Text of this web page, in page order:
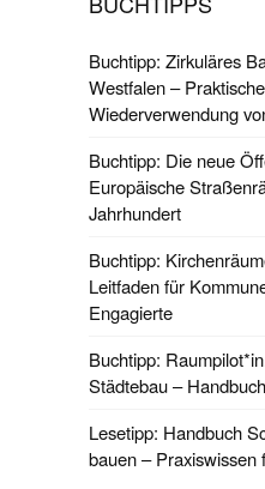
Buchtipp: Zirkuläres
Westfalen –
Wiederverwendung
Buchtipp: Die neue
Europäische
Jahrhundert
Buchtipp:
Leitfaden für
Engagierte
Buchtipp:
Städtebau –
Lesetipp: Handbuch
bauen – Praxiswissen